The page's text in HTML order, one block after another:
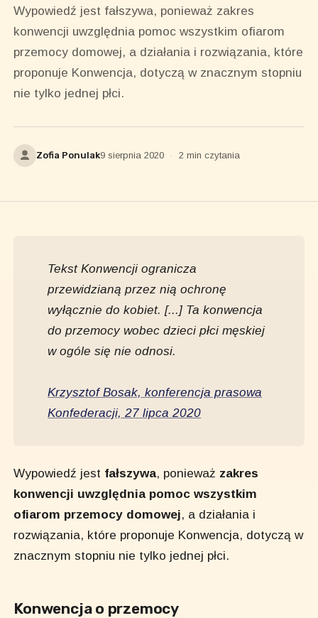
Wypowiedź jest fałszywa, ponieważ zakres
konwencji uwzględnia pomoc wszystkim ofiarom
przemocy domowej, a działania i rozwiązania, które
proponuje Konwencja, dotyczą w znacznym stopniu
nie tylko jednej płci.
Zofia Ponulak9 sierpnia 2020 · 2 min czytania
Tekst Konwencji ogranicza
przewidzianą przez nią ochronę
wyłącznie do kobiet. [...] Ta konwencja
do przemocy wobec dzieci płci męskiej
w ogóle się nie odnosi.
Krzysztof Bosak, konferencja prasowa
Konfederacji, 27 lipca 2020
Wypowiedź jest fałszywa, ponieważ zakres
konwencji uwzględnia pomoc wszystkim
ofiarom przemocy domowej, a działania i
rozwiązania, które proponuje Konwencja, dotyczą w
znacznym stopniu nie tylko jednej płci.
Konwencja o przemocy